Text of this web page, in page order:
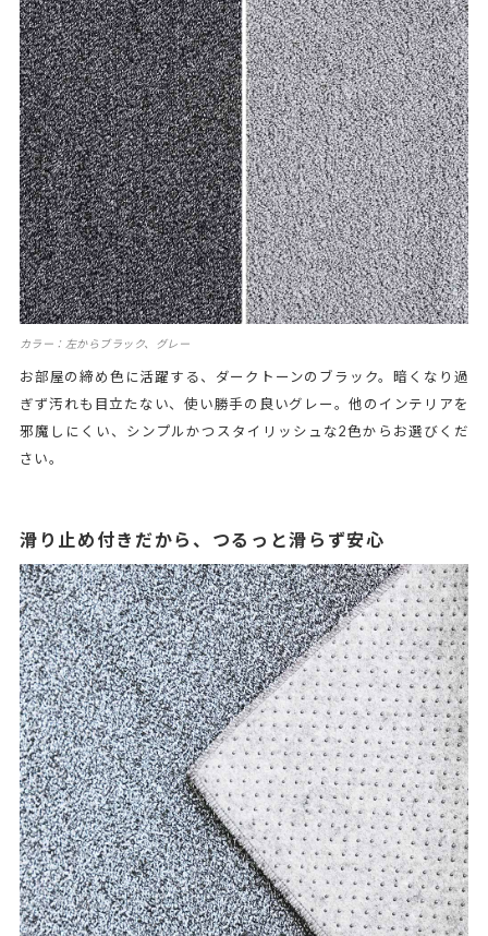
カラー：左からブラック、グレー
お部屋の締め色に活躍する、ダークトーンのブラック。暗くなり過
ぎず汚れも目立たない、使い勝手の良いグレー。他のインテリアを
邪魔しにくい、シンプルかつスタイリッシュな2色からお選びくだ
さい。
滑り止め付きだから、つるっと滑らず安心